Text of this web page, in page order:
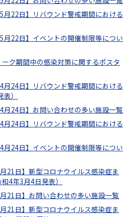
月22日】リバウンド警戒期間における
月22日】イベントの開催制限等につい
ーク期間中の感染対策に関するポスタ
月24日】リバウンド警戒期間における
）
月24日】お問い合わせの多い施設一覧
月24日】リバウンド警戒期間における
月24日】イベントの開催制限等につい
21日】新型コロナウイルス感染症ま
4年3月4日発表）
21日】お問い合わせの多い施設一覧
21日】新型コロナウイルス感染症ま